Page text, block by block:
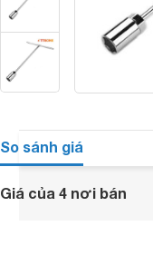
So sánh giá
Giá của 4 nơi bán